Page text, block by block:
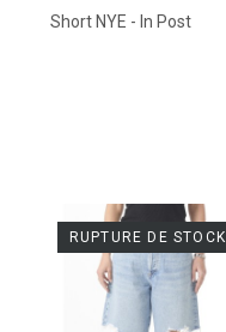
Short NYE - In Post
RUPTURE DE STOCK